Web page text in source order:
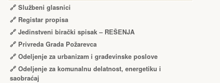
🔗 Službeni glasnici
🔗 Registar propisa
🔗 Jedinstveni birački spisak – RЕŠЕNJA
🔗 Privreda Grada Požarevca
🔗 Odeljenje za urbanizam i građevinske poslove
🔗 Odeljenje za komunalnu delatnost, energetiku i
saobraćaj